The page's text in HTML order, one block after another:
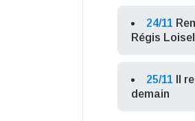
24/11
Régis Loisel
25/11
Il
demain